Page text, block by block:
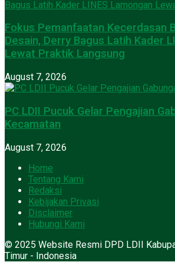
Fokus Pemanfaatan Kecerdasan
Desain, Derry Bagus Latih Kader
Lewat Praktik Langsung
August 7, 2026
PC LDII Pucuk Gelar Pengajian
Kecamatan
August 7, 2026
Home
Tentang Kami
Redaksi
Kebijakan Privasi
Disclaimer
Hubungi Kami
© 2025 Website Resmi DPD LDII
Timur - Indonesia